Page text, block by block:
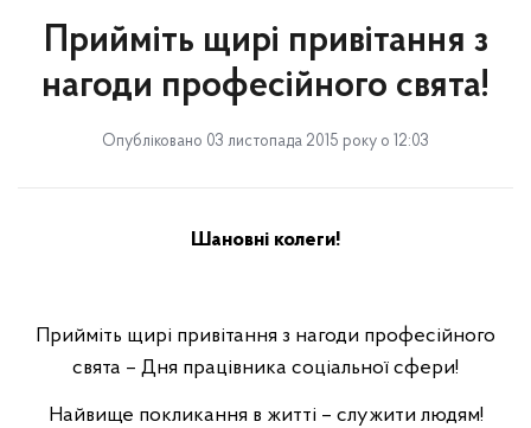
Прийміть щирі привітання з
нагоди професійного свята!
Опубліковано 03 листопада 2015 року о 12:03
Шановні колеги!
Прийміть щирі привітання з нагоди професійного
свята – Дня працівника соціальної сфери!
Найвище покликання в житті – служити людям!